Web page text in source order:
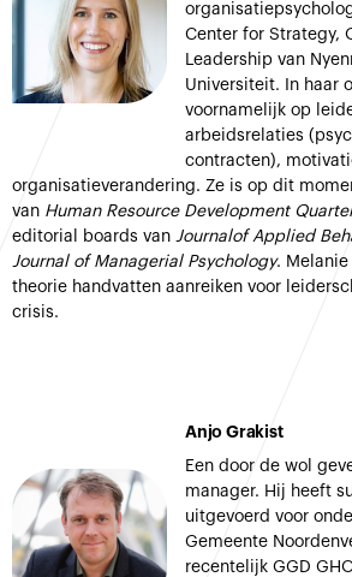
Center for Strategy,
Leadership van
Universiteit. In haar
voornamelijk op
arbeidsrelaties
contracten),
organisatieverandering. Ze is op dit
van Human Resource Development
editorial boards van Journalof Applied
Journal of Managerial Psychology. Melanie
theorie handvatten aanreiken voor
crisis.
Anjo Grakist
Een door de wol
manager. Hij heeft
uitgevoerd voor
Gemeente
recentelijk GGD